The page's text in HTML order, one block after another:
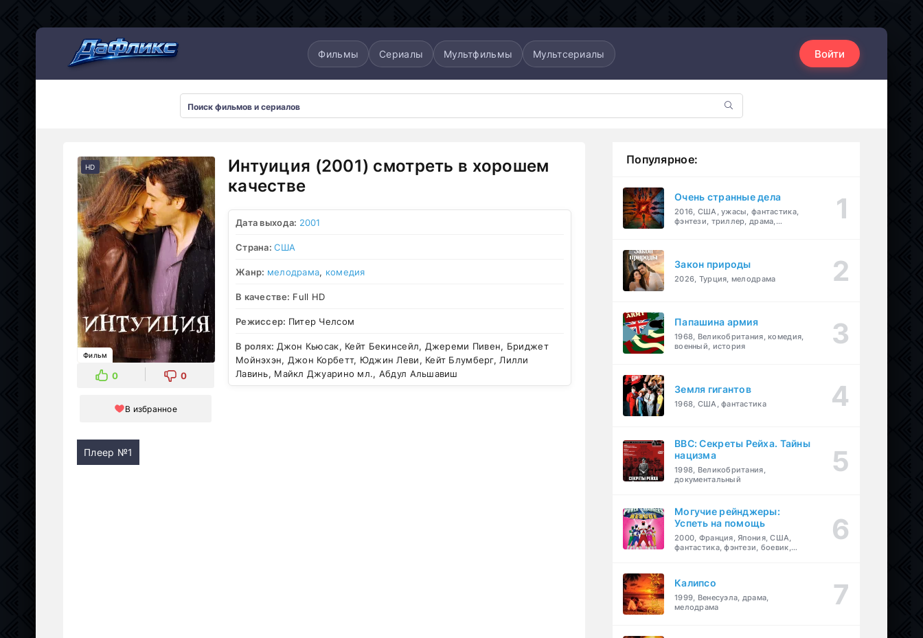
Фильмы Сериалы Мультфильмы Мультсериалы Войти
HD
Фильм
0 0
В избранное
Интуиция (2001) смотреть в хорошем
качестве
Дата выхода: 2001
Страна:США
Жанр: мелодрама, комедия
В качестве: Full HD
Режиссер: Питер Челсом
В ролях: Джон Кьюсак, Кейт Бекинсейл, Джереми Пивен, Бриджет
Мойнэхэн, Джон Корбетт, Юджин Леви, Кейт Блумберг, Лилли
Лавинь, Майкл Джуарино мл., Абдул Альшавиш
Плеер №1
Популярное:
Очень странные дела
2016, США, ужасы, фантастика,
фэнтези, триллер, драма,
Закон природы
2026, Турция, мелодрама
Папашина армия
1968, Великобритания, комедия,
военный, история
Земля гигантов
1968, США, фантастика
BBC: Секреты Рейха. Тайны
нацизма
1998, Великобритания,
документальный
Могучие рейнджеры:
Успеть на помощь
2000, Франция, Япония, США,
фантастика, фэнтези, боевик,
Калипсо
1999, Венесуэла, драма,
мелодрама
Мультсериалы